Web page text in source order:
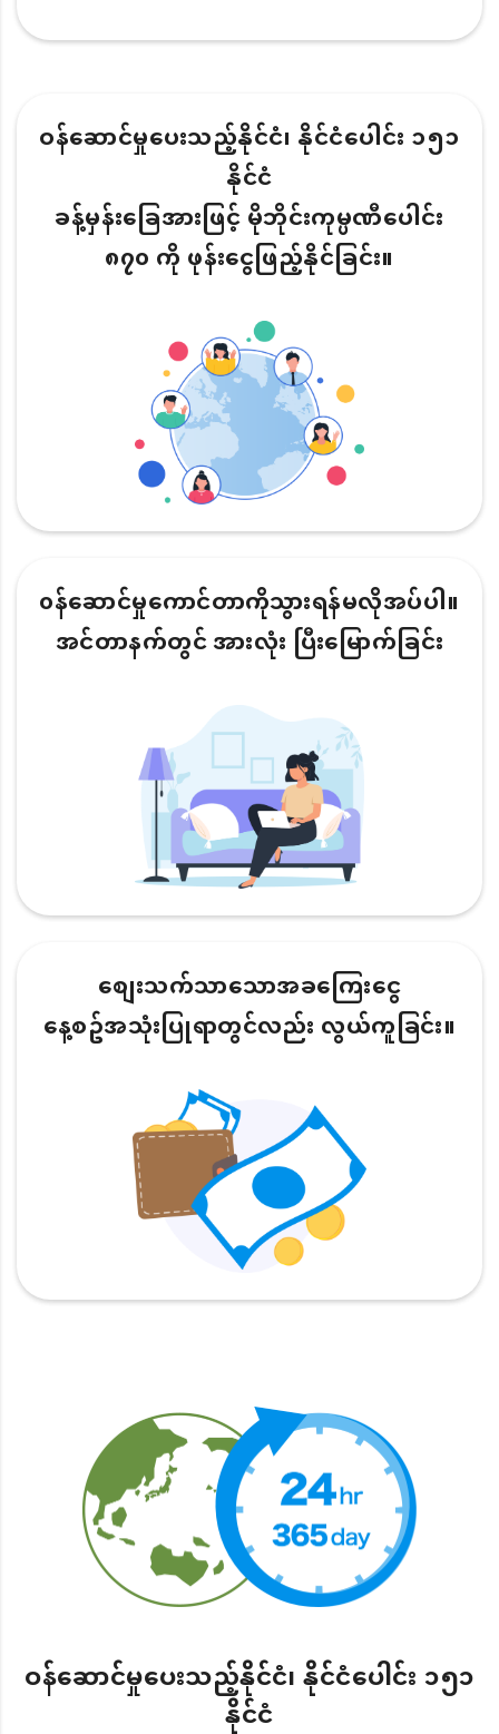
ဝန်ဆောင်မှုပေးသည့်နိုင်ငံ၊ နိုင်ငံပေါင်း ၁၅၁
နိုင်ငံ
ခန့်မှန်းခြေအားဖြင့် မိုဘိုင်းကုမ္ပဏီပေါင်း
၈၇၀ ကို ဖုန်းငွေဖြည့်နိုင်ခြင်း။
၀န်ဆောင်မှုကောင်တာကိုသွားရန်မလိုအပ်ပါ။
အင်တာနက်တွင် အားလုံး ပြီးမြောက်ခြင်း
စျေးသက်သာသောအခကြေးငွေ
နေ့စဥ်အသုံးပြုရာတွင်လည်း လွယ်ကူခြင်း။
ဝန်ဆောင်မှုပေးသည့်နိုင်ငံ၊ နိုင်ငံပေါင်း ၁၅၁
နိုင်ငံ